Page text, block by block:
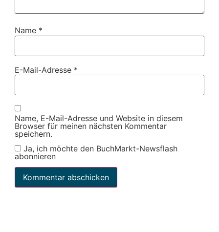
Name *
E-Mail-Adresse *
Name, E-Mail-Adresse und Website in diesem
Browser für meinen nächsten Kommentar
speichern.
Ja, ich möchte den BuchMarkt-Newsflash
abonnieren